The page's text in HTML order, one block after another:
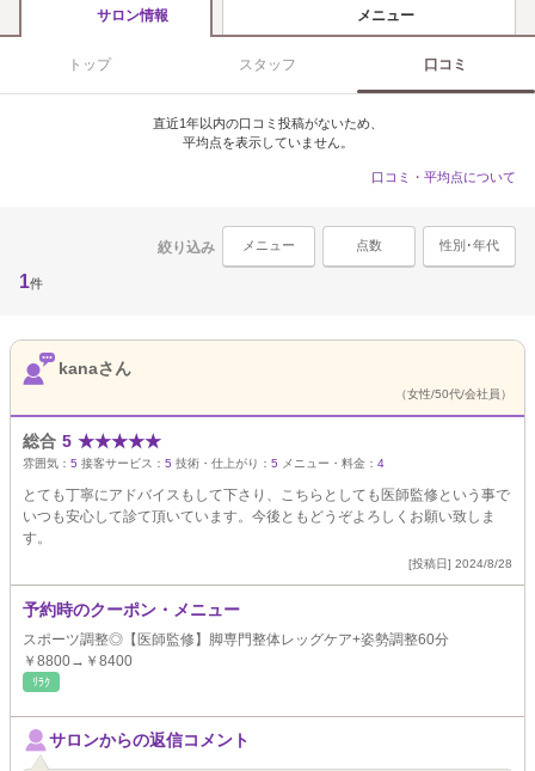
サロン情報 メニュー
トップ スタッフ 口コミ
直近1年以内の口コミ投稿がないため、
平均点を表示していません。
口コミ・平均点について
絞り込み メニュー 点数 性別･年代
1件
kanaさん
（女性/50代/会社員）
総合 5 ★★★★★
雰囲気： 5 接客サービス： 5 技術・仕上がり： 5 メニュー・料金： 4
とても丁寧にアドバイスもして下さり、こちらとしても医師監修という事で
いつも安心して診て頂いています。今後ともどうぞよろしくお願い致しま
す。
[投稿日] 2024/8/28
予約時のクーポン・メニュー
スポーツ調整◎【医師監修】脚専門整体レッグケア+姿勢調整60分
￥8800→￥8400
ﾘﾗｸ
サロンからの返信コメント